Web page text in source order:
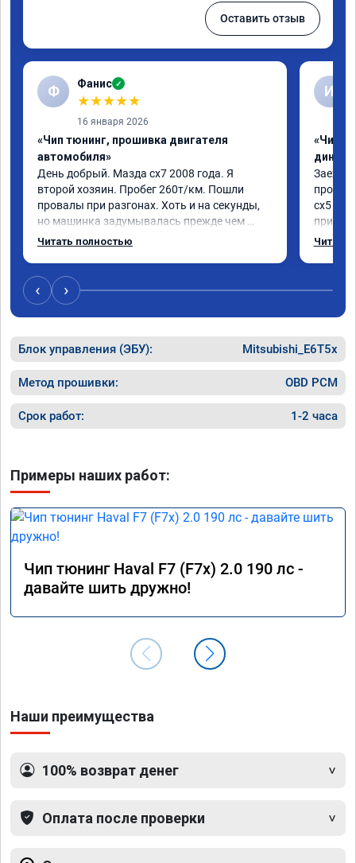
Оставить отзыв
Ф Фанис ✓
★★★★★
16 января 2026
«Чип тюнинг, прошивка двигателя
автомобиля»
День добрый. Мазда сх7 2008 года. Я
второй хозяин. Пробег 260т/км. Пошли
провалы при разгонах. Хоть и на секунды,
но машинка задумывалась прежде чем
разогнаться. Года 4 назад удалял
людьми, решил всё таки сделать
перепрошивку. Увидел в авито ваше
объявление и решил обратиться к вам за
в работу. Знают своё дело. По времени 1,5
часа длилась процедура. Цена конечно
отличается от заявленной. Но результатом
я доволен. Машинка не едет, а летит прям.
Парням благодарность!!!!
Читать полностью
И
«Чип
Заехал
сх5
педаль
вреда
Читать
‹ ›
Блок управления (ЭБУ): Mitsubishi_E6T5x
Метод прошивки: OBD PCM
Срок работ: 1-2 часа
Примеры наших работ:
Чип тюнинг Haval F7 (F7x) 2.0 190 лс -
давайте шить дружно!
Наши преимущества
100% возврат денег
Оплата после проверки